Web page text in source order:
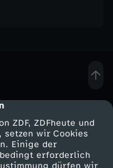
ZDF, ZDFheute und
setzen wir Cookies
Einige der
erforderlich
dürfen wir